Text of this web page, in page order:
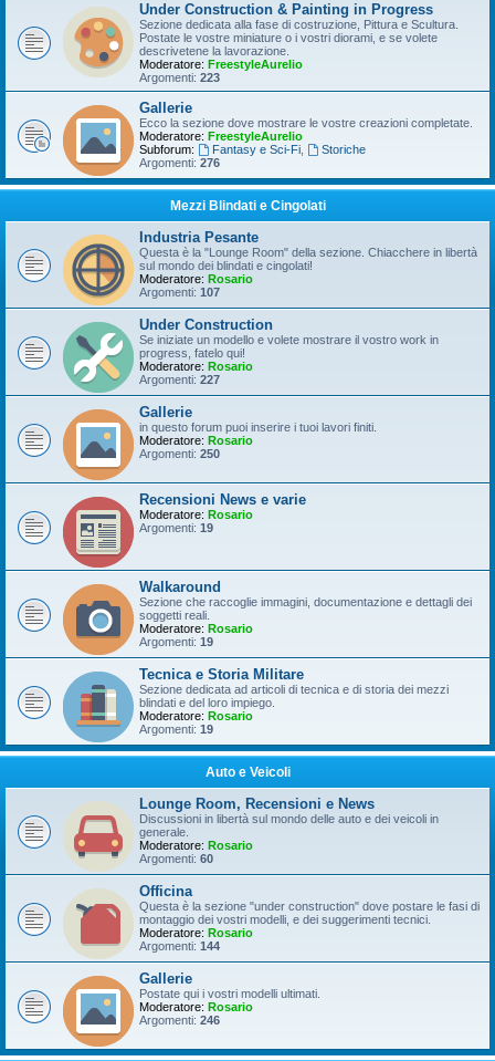
Under Construction & Painting in Progress
Sezione dedicata alla fase di costruzione, Pittura e Scultura.
Postate le vostre miniature o i vostri diorami, e se volete
descrivetene la lavorazione.
Moderatore: FreestyleAurelio
Argomenti: 223
Gallerie
Ecco la sezione dove mostrare le vostre creazioni completate.
Moderatore: FreestyleAurelio
Subforum:
Fantasy e Sci-Fi,
Storiche
Argomenti: 276
Mezzi Blindati e Cingolati
Industria Pesante
Questa è la "Lounge Room" della sezione. Chiacchere in libertà
sul mondo dei blindati e cingolati!
Moderatore: Rosario
Argomenti: 107
Under Construction
Se iniziate un modello e volete mostrare il vostro work in
progress, fatelo qui!
Moderatore: Rosario
Argomenti: 227
Gallerie
in questo forum puoi inserire i tuoi lavori finiti.
Moderatore: Rosario
Argomenti: 250
Recensioni News e varie
Moderatore: Rosario
Argomenti: 19
Walkaround
Sezione che raccoglie immagini, documentazione e dettagli dei
soggetti reali.
Moderatore: Rosario
Argomenti: 19
Tecnica e Storia Militare
Sezione dedicata ad articoli di tecnica e di storia dei mezzi
blindati e del loro impiego.
Moderatore: Rosario
Argomenti: 19
Auto e Veicoli
Lounge Room, Recensioni e News
Discussioni in libertà sul mondo delle auto e dei veicoli in
generale.
Moderatore: Rosario
Argomenti: 60
Officina
Questa è la sezione "under construction" dove postare le fasi di
montaggio dei vostri modelli, e dei suggerimenti tecnici.
Moderatore: Rosario
Argomenti: 144
Gallerie
Postate qui i vostri modelli ultimati.
Moderatore: Rosario
Argomenti: 246